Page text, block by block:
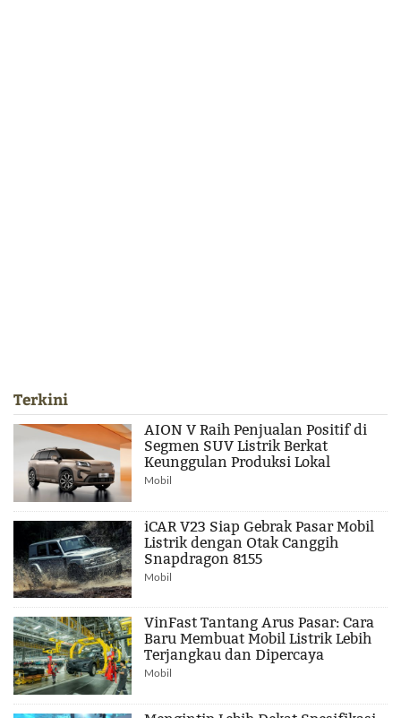
Terkini
AION V Raih Penjualan Positif di
Segmen SUV Listrik Berkat
Keunggulan Produksi Lokal
Mobil
iCAR V23 Siap Gebrak Pasar Mobil
Listrik dengan Otak Canggih
Snapdragon 8155
Mobil
VinFast Tantang Arus Pasar: Cara
Baru Membuat Mobil Listrik Lebih
Terjangkau dan Dipercaya
Mobil